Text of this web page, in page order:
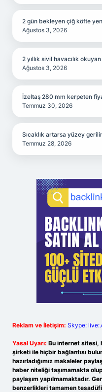
2 gün bekleyen çiğ köfte
Ağustos 3, 2026
2 yıllık sivil havacılık
Ağustos 3, 2026
İzeltaş 280 mm kerpeten
Temmuz 30, 2026
Sıcaklık artarsa yüzey
Temmuz 28, 2026
Reklam ve İletişim: Skype:
Yasal Uyarı: Bu internet sitesi,
şirketi ile hiçbir bağlantısı
hazırladığımız makaleler
haber niteliği taşımamakta
paylaşım yapılmamaktadır.
benzerlikleri tamamen